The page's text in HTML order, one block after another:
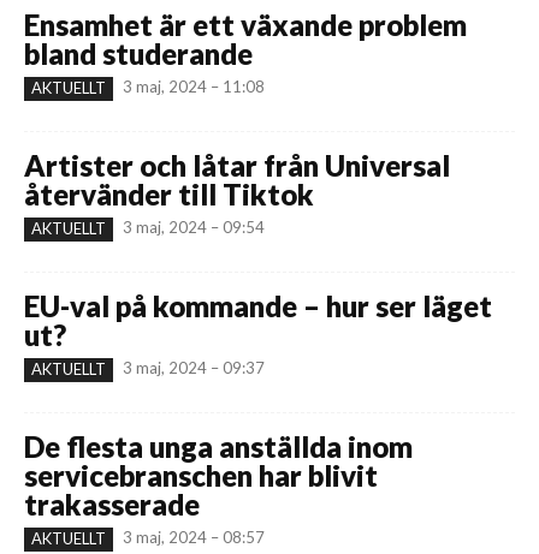
Ensamhet är ett växande problem
bland studerande
AKTUELLT 3 maj, 2024 – 11:08
Artister och låtar från Universal
återvänder till Tiktok
AKTUELLT 3 maj, 2024 – 09:54
EU-val på kommande – hur ser läget
ut?
AKTUELLT 3 maj, 2024 – 09:37
De flesta unga anställda inom
servicebranschen har blivit
trakasserade
AKTUELLT 3 maj, 2024 – 08:57